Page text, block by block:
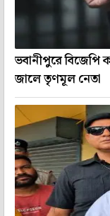
ভবানীপুরে বিজেপি
জালে তৃণমূল নেতা